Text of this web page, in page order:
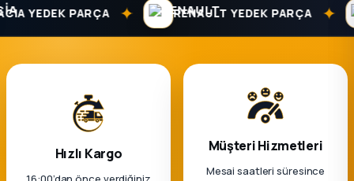
YEDEK PARÇA ✦ RENAULT YEDEK PARÇA ✦
Hızlı Kargo Müşteri Hizmetleri
Mesai saatleri süresince